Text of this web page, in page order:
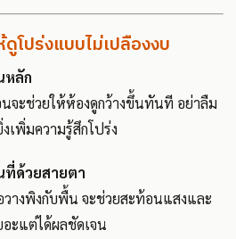
โปร่งแบบไม่เปลืองงบ
หลัก
จะช่วยให้ห้องดูกว้างขึ้นทันที อย่าลืม
เพิ่มความรู้สึกโปร่ง
ที่ด้วยสายตา
างพิงกับพื้น จะช่วยสะท้อนแสงและ
ะแต่ได้ผลชัดเจน